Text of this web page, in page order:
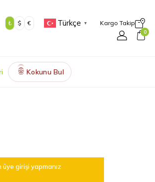
₺ $ € Türkçe ▼ Kargo Takip
0
🌸 Kokunu Bul
girişi yapmanız